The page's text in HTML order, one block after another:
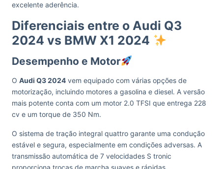
excelente aderência.
Diferenciais entre o Audi Q3
2024 vs BMW X1 2024
Desempenho e Motor
O Audi Q3 2024 vem equipado com várias opções de
motorização, incluindo motores a gasolina e diesel. A versão
mais potente conta com um motor 2.0 TFSI que entrega 228
cv e um torque de 350 Nm.
O sistema de tração integral quattro garante uma condução
estável e segura, especialmente em condições adversas. A
transmissão automática de 7 velocidades S tronic
proporciona trocas de marcha suaves e rápidas.